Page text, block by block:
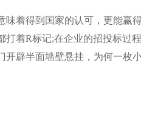
味着得到国家的认可，更能赢
打着R标记;在企业的招投标过
开辟半面墙壁悬挂，为何一枚